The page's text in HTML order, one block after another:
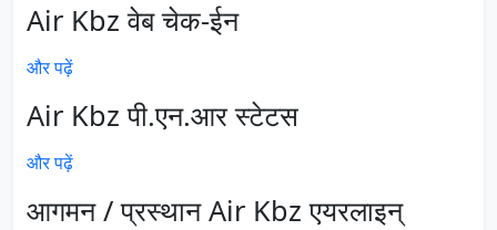
Air Kbz वेब चेक-ईन
और पढ़ें
Air Kbz पी.एन.आर स्टेटस
और पढ़ें
आगमन / प्रस्थान Air Kbz एयरलाइन्